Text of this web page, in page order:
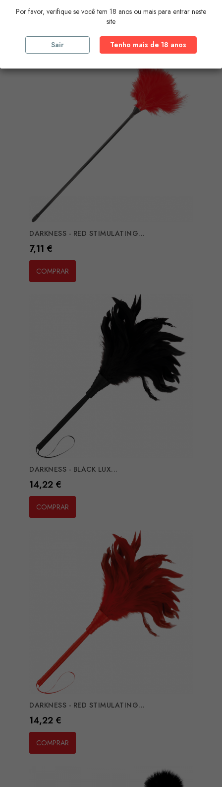
Preço
7,11 €
COMPRAR
DARKNESS - RED STIMULATING...
Preço
7,11 €
COMPRAR
DARKNESS - BLACK LUX...
Preço
14,22 €
COMPRAR
DARKNESS - RED STIMULATING...
Preço
14,22 €
COMPRAR
Por favor, verifique se você tem 18 anos ou mais para entrar neste
site
Sair Tenho mais de 18 anos